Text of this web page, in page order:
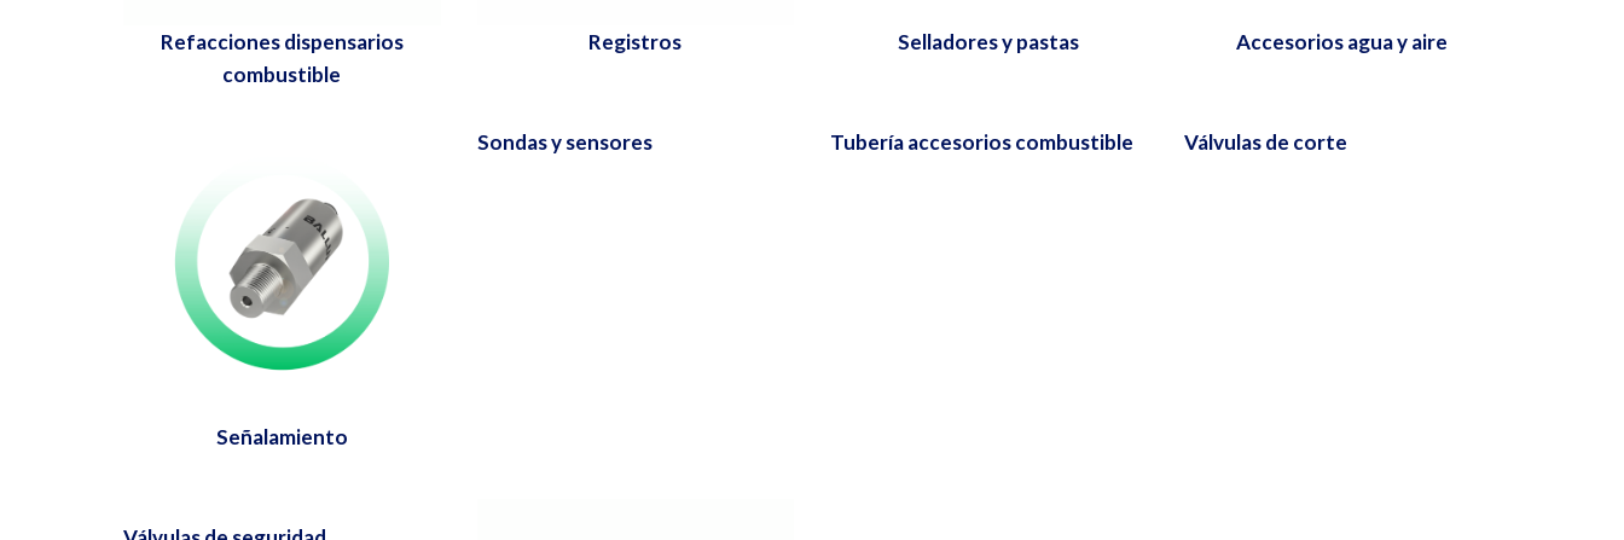
Refacciones dispensarios
combustible
Registros Selladores y pastas Accesorios agua y aire
Señalamiento
Sondas y sensores Tubería accesorios combustible Válvulas de corte